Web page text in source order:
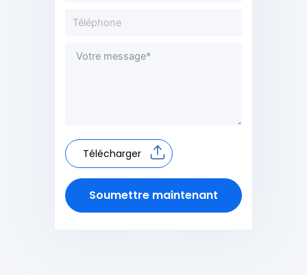
Télécharger
Soumettre maintenant